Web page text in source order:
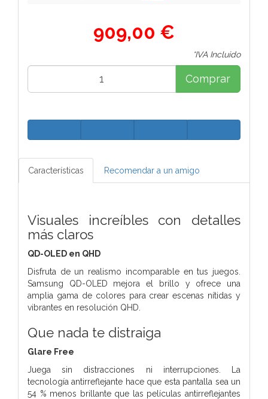
909,00 €
*IVA Incluido
Comprar
Características Recomendar a un amigo
Visuales increíbles con detalles
más claros
QD-OLED en QHD
Disfruta de un realismo incomparable en tus juegos.
Samsung QD-OLED mejora el brillo y ofrece una
amplia gama de colores para crear escenas nítidas y
vibrantes en resolución QHD.
Que nada te distraiga
Glare Free
Juega sin distracciones ni interrupciones. La
tecnología antirreflejante hace que esta pantalla sea un
54 % menos brillante que las películas antirreflejantes